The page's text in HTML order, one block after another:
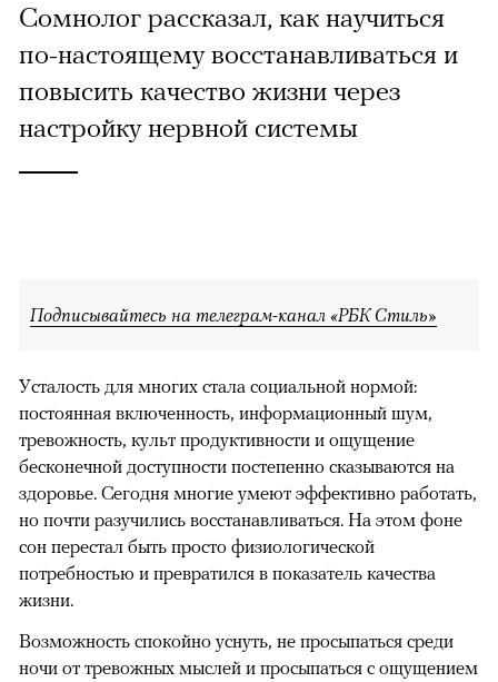
Сомнолог рассказал, как научиться
по-настоящему восстанавливаться и
повысить качество жизни через
настройку нервной системы
Подписывайтесь на телеграм-канал «РБК Стиль»
Усталость для многих стала социальной нормой:
постоянная включенность, информационный шум,
тревожность, культ продуктивности и ощущение
бесконечной доступности постепенно сказываются на
здоровье. Сегодня многие умеют эффективно работать,
но почти разучились восстанавливаться. На этом фоне
сон перестал быть просто физиологической
потребностью и превратился в показатель качества
жизни.
Возможность спокойно уснуть, не просыпаться среди
ночи от тревожных мыслей и просыпаться с ощущением